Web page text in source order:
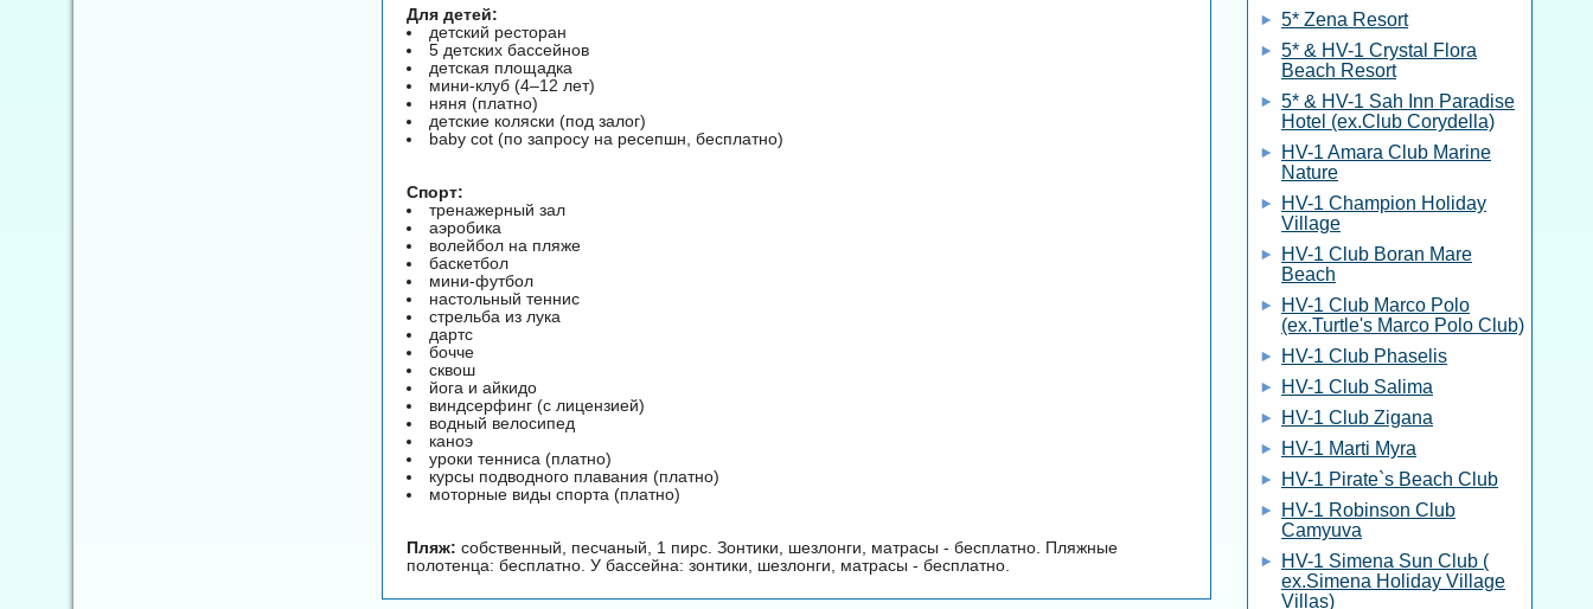
Для детей:
детский ресторан
5 детских бассейнов
детская площадка
мини-клуб (4–12 лет)
няня (платно)
детские коляски (под залог)
baby cot (по запросу на ресепшн, бесплатно)
Спорт:
тренажерный зал
аэробика
волейбол на пляже
баскетбол
мини-футбол
настольный теннис
стрельба из лука
дартс
бочче
сквош
йога и айкидо
виндсерфинг (с лицензией)
водный велосипед
каноэ
уроки тенниса (платно)
курсы подводного плавания (платно)
моторные виды спорта (платно)
Пляж: собственный, песчаный, 1 пирс. Зонтики, шезлонги, матрасы - бесплатно. Пляжные
полотенца: бесплатно. У бассейна: зонтики, шезлонги, матрасы - бесплатно.
5* Zena Resort
5* & HV-1 Crystal Flora
Beach Resort
5* & HV-1 Sah Inn Paradise
Hotel (ex.Club Corydella)
HV-1 Amara Club Marine
Nature
HV-1 Champion Holiday
Village
HV-1 Club Boran Mare
Beach
HV-1 Club Marco Polo
(ex.Turtle's Marco Polo Club)
HV-1 Club Phaselis
HV-1 Club Salima
HV-1 Club Zigana
HV-1 Marti Myra
HV-1 Pirate`s Beach Club
HV-1 Robinson Club
Camyuva
HV-1 Simena Sun Club (
ex.Simena Holiday Village
Villas)